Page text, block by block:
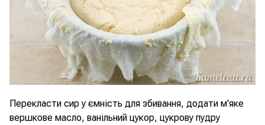
Перекласти сир у ємність для збивання, додати м'яке
вершкове масло, ванільний цукор, цукрову пудру